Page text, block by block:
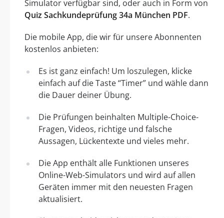
Simulator verfügbar sind, oder auch in Form von
Quiz Sachkundeprüfung 34a München PDF.
Die mobile App, die wir für unsere Abonnenten
kostenlos anbieten:
Es ist ganz einfach! Um loszulegen, klicke
einfach auf die Taste “Timer” und wähle dann
die Dauer deiner Übung.
Die Prüfungen beinhalten Multiple-Choice-
Fragen, Videos, richtige und falsche
Aussagen, Lückentexte und vieles mehr.
Die App enthält alle Funktionen unseres
Online-Web-Simulators und wird auf allen
Geräten immer mit den neuesten Fragen
aktualisiert.